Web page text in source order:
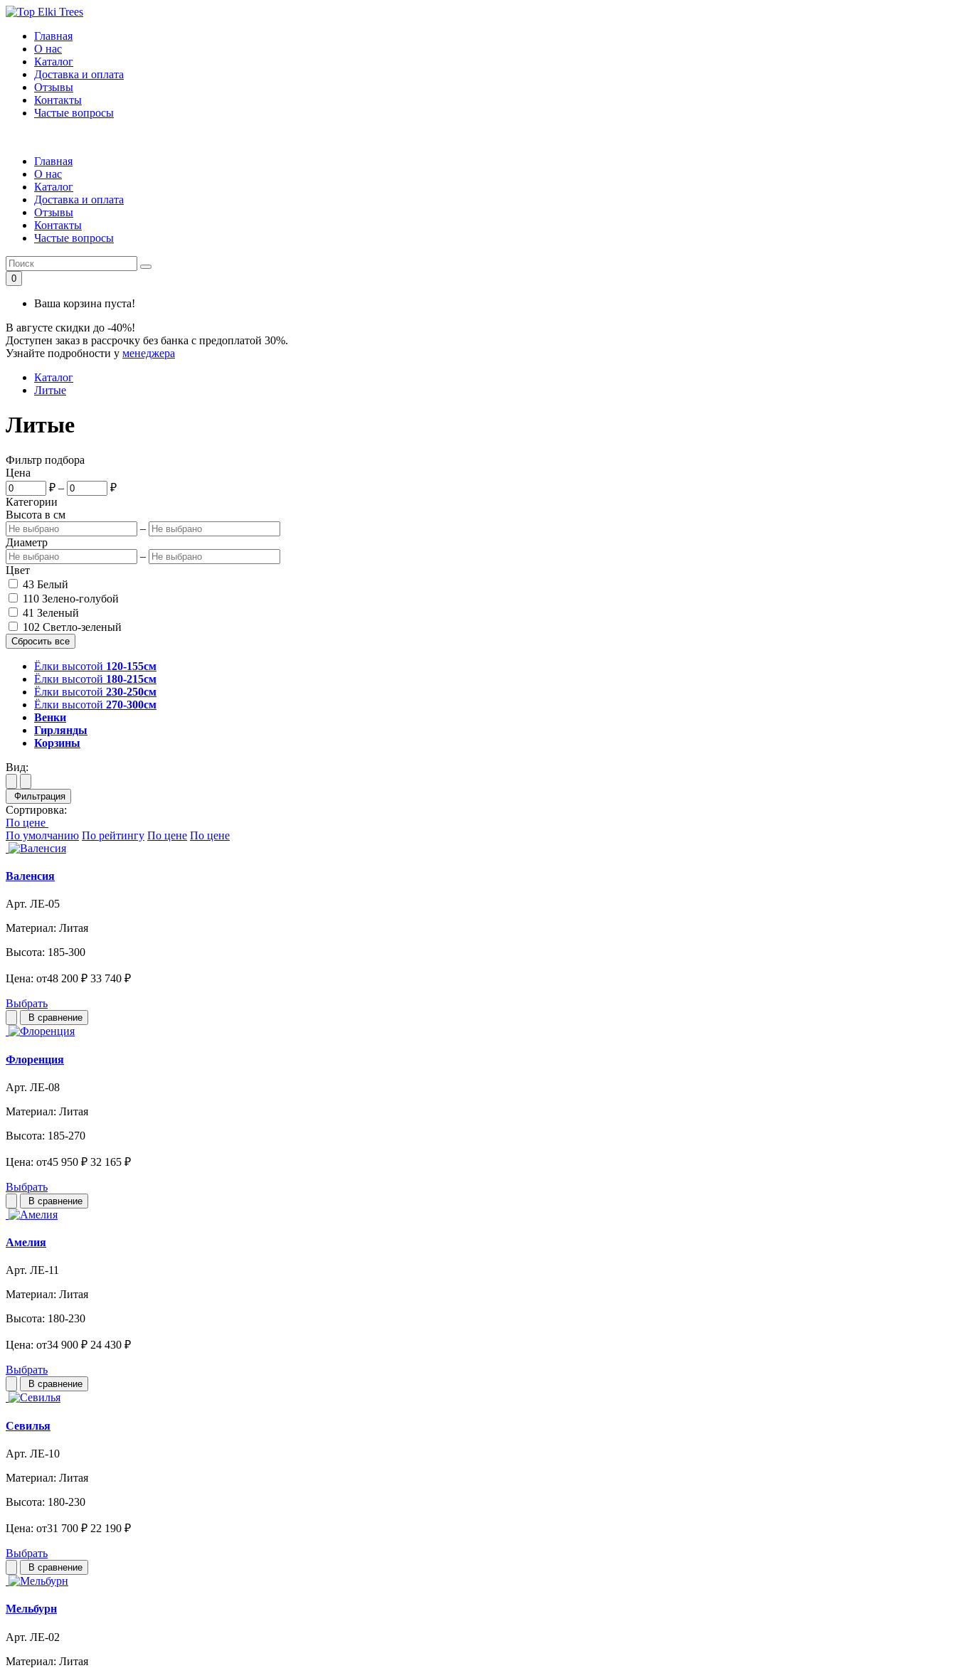
Главная
О нас
Каталог
Доставка и оплата
Отзывы
Контакты
Частые вопросы
Главная
О нас
Каталог
Доставка и оплата
Отзывы
Контакты
Частые вопросы
0
Ваша корзина пуста!
В августе скидки до -40%!
Доступен заказ в рассрочку без банка с предоплатой 30%.
Узнайте подробности у менеджера
Каталог
Литые
Литые
Фильтр подбора
Цена
₽ –
₽
Категории
Высота в см
–
Диаметр
–
Цвет
43 Белый
110 Зелено-голубой
41 Зеленый
102 Светло-зеленый
Ёлки высотой 120-155см
Ёлки высотой 180-215см
Ёлки высотой 230-250см
Ёлки высотой 270-300см
Венки
Гирлянды
Корзины
Вид:
Фильтрация
Сортировка:
По цене
По умолчанию По рейтингу По цене По цене
Валенсия
Арт. ЛЕ-05
Материал: Литая
Высота: 185-300
Цена: от48 200 ₽ 33 740 ₽
Выбрать
В сравнение
Флоренция
Арт. ЛЕ-08
Материал: Литая
Высота: 185-270
Цена: от45 950 ₽ 32 165 ₽
Выбрать
В сравнение
Амелия
Арт. ЛЕ-11
Материал: Литая
Высота: 180-230
Цена: от34 900 ₽ 24 430 ₽
Выбрать
В сравнение
Севилья
Арт. ЛЕ-10
Материал: Литая
Высота: 180-230
Цена: от31 700 ₽ 22 190 ₽
Выбрать
В сравнение
Мельбурн
Арт. ЛЕ-02
Материал: Литая